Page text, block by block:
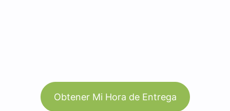
Obtener Mi Hora de Entrega